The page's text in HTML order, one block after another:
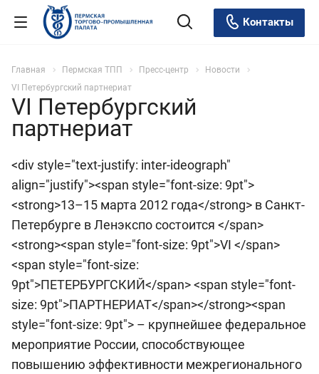
Контакты
Главная Пермская ТПП Пресс-центр
Новости
VI Петербургский партнериат
VI Петербургский
партнериат
<div style="text-justify: inter-ideograph"
align="justify"><span style="font-size: 9pt">
<strong>13–15 марта 2012 года</strong> в Санкт-
Петербурге в Ленэкспо состоится </span>
<strong><span style="font-size: 9pt">VI </span>
<span style="font-size:
9pt">ПЕТЕРБУРГСКИЙ</span> <span style="font-
size: 9pt">ПАРТНЕРИАТ</span></strong><span
style="font-size: 9pt"> – крупнейшее федеральное
мероприятие России, способствующее
повышению эффективности межрегионального